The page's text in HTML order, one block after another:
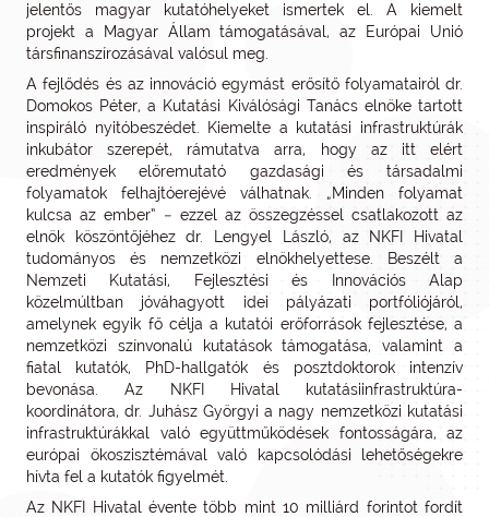
jelentős magyar kutatóhelyeket ismertek el. A kiemelt
projekt a Magyar Állam támogatásával, az Európai Unió
társfinanszírozásával valósul meg.
A fejlődés és az innováció egymást erősítő folyamatairól dr.
Domokos Péter, a Kutatási Kiválósági Tanács elnöke tartott
inspiráló nyitóbeszédet. Kiemelte a kutatási infrastruktúrák
inkubátor szerepét, rámutatva arra, hogy az itt elért
eredmények előremutató gazdasági és társadalmi
folyamatok felhajtóerejévé válhatnak. „Minden folyamat
kulcsa az ember” − ezzel az összegzéssel csatlakozott az
elnök köszöntőjéhez dr. Lengyel László, az NKFI Hivatal
tudományos és nemzetközi elnökhelyettese. Beszélt a
Nemzeti Kutatási, Fejlesztési és Innovációs Alap
közelmúltban jóváhagyott idei pályázati portfóliójáról,
amelynek egyik fő célja a kutatói erőforrások fejlesztése, a
nemzetközi színvonalú kutatások támogatása, valamint a
fiatal kutatók, PhD-hallgatók és posztdoktorok intenzív
bevonása. Az NKFI Hivatal kutatásiinfrastruktúra-
koordinátora, dr. Juhász Györgyi a nagy nemzetközi kutatási
infrastruktúrákkal való együttműködések fontosságára, az
európai ökoszisztémával való kapcsolódási lehetőségekre
hívta fel a kutatók figyelmét.
Az NKFI Hivatal évente több mint 10 milliárd forintot fordít